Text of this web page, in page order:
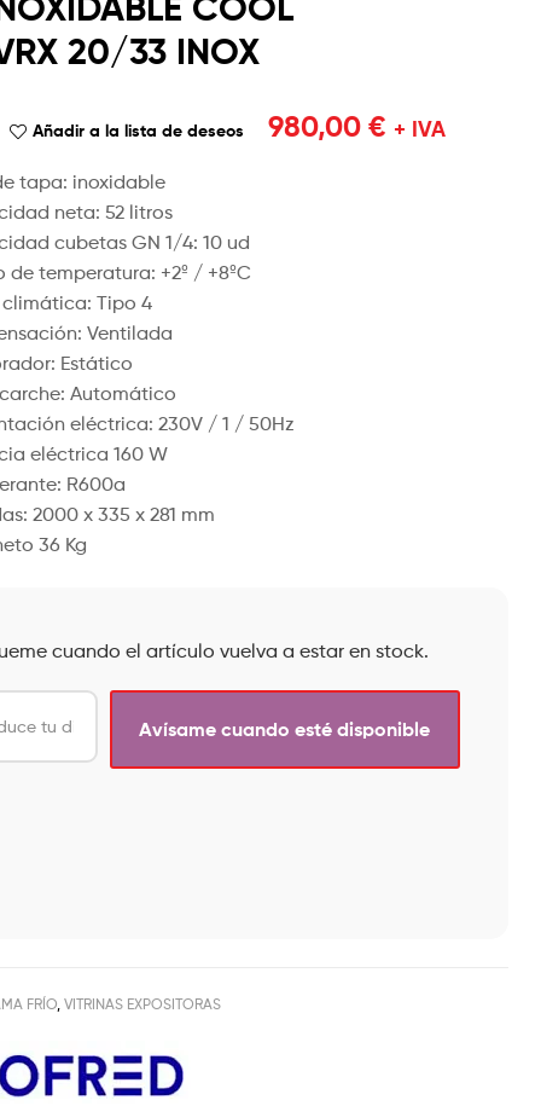
20/33 INOX
Añadir a la lista de deseos 980,00€ + IVA
tapa: inoxidable
neta: 52 litros
cubetas GN 1/4: 10 ud
de temperatura: +2º / +8ºC
climática: Tipo 4
Ventilada
Estático
Automático
eléctrica: 230V / 1 / 50Hz
eléctrica 160 W
R600a
2000 x 335 x 281 mm
36 Kg
cuando el artículo vuelva a estar en stock.
FRÍO ,VITRINAS EXPOSITORAS